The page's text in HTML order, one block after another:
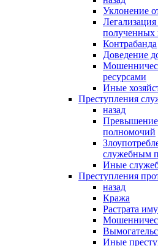
Уклонение
полученных
Контрабанда
Доведение
ресурсами
Иные
Преступления
назад
Превышение
полномочий
служебным
Иные
Преступления
назад
Кража
Растрата
Иные